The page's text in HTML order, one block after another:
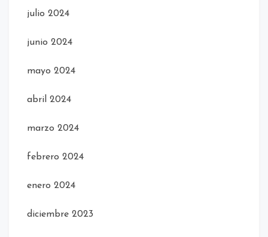
julio 2024
junio 2024
mayo 2024
abril 2024
marzo 2024
febrero 2024
enero 2024
diciembre 2023